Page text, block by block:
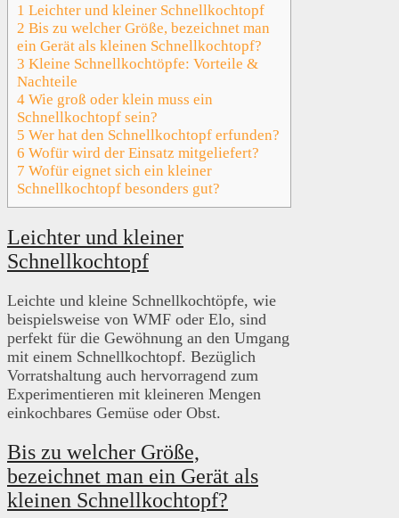
1 Leichter und kleiner Schnellkochtopf
2 Bis zu welcher Größe, bezeichnet man
ein Gerät als kleinen Schnellkochtopf?
3 Kleine Schnellkochtöpfe: Vorteile &
Nachteile
4 Wie groß oder klein muss ein
Schnellkochtopf sein?
5 Wer hat den Schnellkochtopf erfunden?
6 Wofür wird der Einsatz mitgeliefert?
7 Wofür eignet sich ein kleiner
Schnellkochtopf besonders gut?
Leichter und kleiner
Schnellkochtopf
Leichte und kleine Schnellkochtöpfe, wie
beispielsweise von WMF oder Elo, sind
perfekt für die Gewöhnung an den Umgang
mit einem Schnellkochtopf. Bezüglich
Vorratshaltung auch hervorragend zum
Experimentieren mit kleineren Mengen
einkochbares Gemüse oder Obst.
Bis zu welcher Größe,
bezeichnet man ein Gerät als
kleinen Schnellkochtopf?